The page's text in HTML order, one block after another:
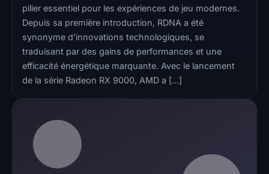
pilier essentiel pour les expériences de jeu modernes.
Depuis sa première introduction, RDNA a été
synonyme d’innovations technologiques, se
traduisant par des gains de performances et une
efficacité énergétique marquante. Avec le lancement
de la série Radeon RX 9000, AMD a […]